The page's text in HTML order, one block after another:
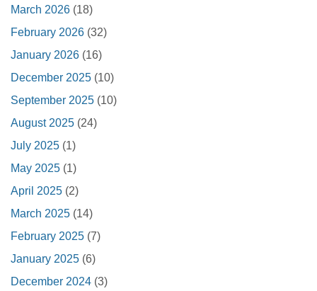
March 2026 (18)
February 2026 (32)
January 2026 (16)
December 2025 (10)
September 2025 (10)
August 2025 (24)
July 2025 (1)
May 2025 (1)
April 2025 (2)
March 2025 (14)
February 2025 (7)
January 2025 (6)
December 2024 (3)